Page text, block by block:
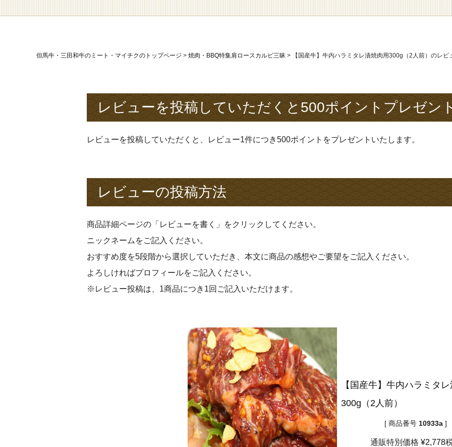
但馬牛・三田和牛のミート・マイチクのトップページ 焼肉・BBQ特集肩ロースカルビ三昧 【国産牛】牛内ハラミタレ漬焼肉用300g（2人前）のレビ
レビューを投稿していただくと500ポイントプレゼン
レビューを投稿していただくと、レビュー1件につき500ポイントをプレゼントいたします。
レビューの投稿方法
商品詳細ページの「レビューを書く」をクリックしてください。
ニックネームをご記入ください。
おすすめ度を5段階から選択していただき、本文に商品の感想やご要望をご記入ください。
よろしければプロフィールをご記入ください。
※レビュー投稿は、1商品につき1回ご記入いただけます。
【国産牛】牛内ハラミタ
300g（2人前）
商品番号 10933a
通販特別価格 ¥2,778